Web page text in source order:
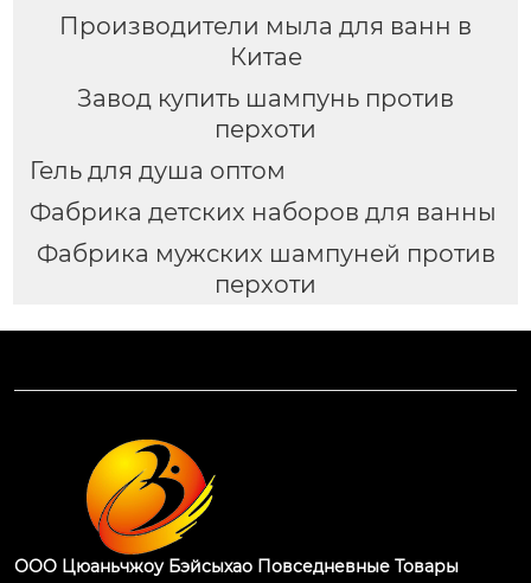
Производители мыла для ванн в
Китае
Завод купить шампунь против
перхоти
Гель для душа оптом
Фабрика детских наборов для ванны
Фабрика мужских шампуней против
перхоти
ООО Цюаньчжоу Бэйсыхао Повседневные Товары